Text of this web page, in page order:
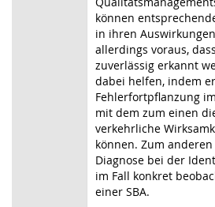
können
in ihren
allerdings voraus,
zuverlässig erkannt
dabei helfen, indem
Fehlerfortpflanzung
mit dem zum einen
verkehrliche
können. Zum
Diagnose bei der
im Fall konkret
einer SBA.